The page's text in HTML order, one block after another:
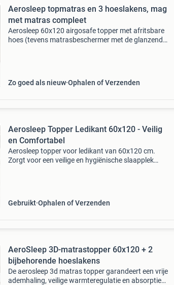
Aerosleep topmatras en 3 hoeslakens, mag
met matras compleet
Aerosleep 60x120 airgosafe topper met afritsbare
hoes (tevens matrasbeschermer met de glanzende
Zo goed als nieuw Ophalen of Verzenden
Aerosleep Topper Ledikant 60x120 - Veilig
en Comfortabel
Aerosleep topper voor ledikant van 60x120 cm.
Zorgt voor een veilige en hygiënische slaapplek
Gebruikt Ophalen of Verzenden
AeroSleep 3D-matrastopper 60x120 + 2
bijbehorende hoeslakens
De aerosleep 3d matras topper garandeert een vrije
ademhaling, veilige warmteregulatie en absorptie